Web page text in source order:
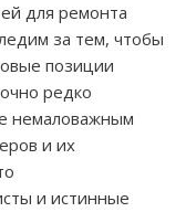
для ремонта
за тем, чтобы
позиции
редко
немаловажным
и их
и истинные